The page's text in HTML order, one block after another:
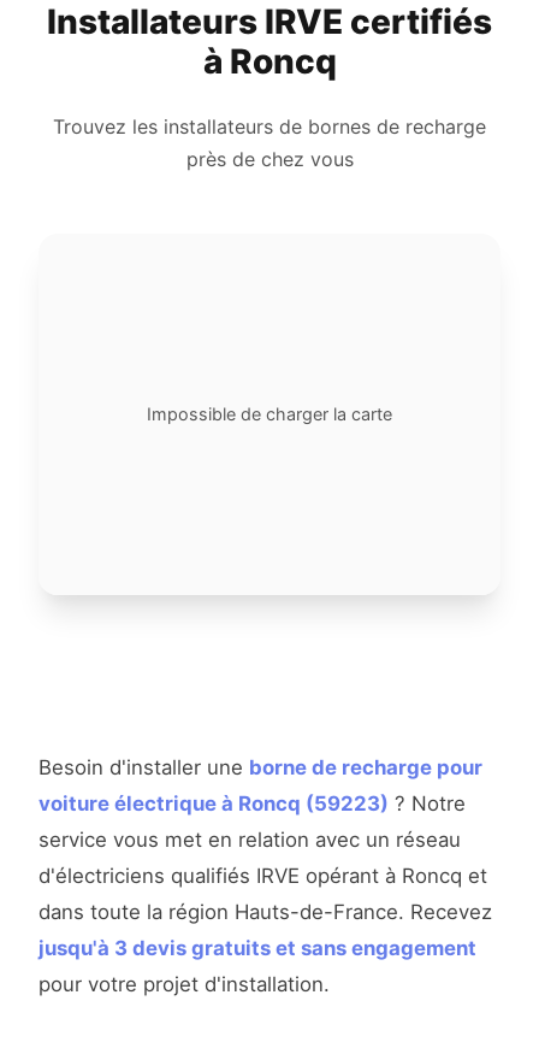
Installateurs IRVE certifiés
à Roncq
Trouvez les installateurs de bornes de recharge
près de chez vous
Impossible de charger la carte
Besoin d'installer une borne de recharge pour
voiture électrique à Roncq (59223) ? Notre
service vous met en relation avec un réseau
d'électriciens qualifiés IRVE opérant à Roncq et
dans toute la région Hauts-de-France. Recevez
jusqu'à 3 devis gratuits et sans engagement
pour votre projet d'installation.